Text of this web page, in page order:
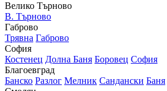
Велико Търново
В. Търново
Габрово
Трявна Габрово
София
Костенец Долна Баня Боровец София
Благоевград
Банско Разлог Мелник Сандански Баня